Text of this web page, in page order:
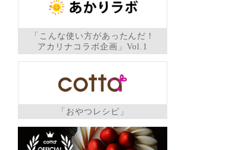
「こんな使い方があったんだ！
アカリナコラボ企画」Vol.1
「おやつレシピ」